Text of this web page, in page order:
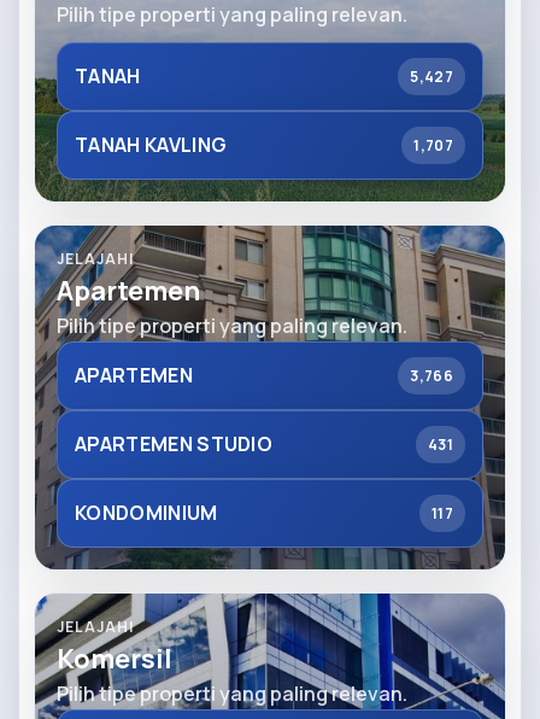
Pilih tipe properti yang paling relevan.
TANAH 5,427
TANAH KAVLING 1,707
JELAJAHI
Apartemen
Pilih tipe properti yang paling relevan.
APARTEMEN
3,766
APARTEMEN STUDIO 431
KONDOMINIUM 117
JELAJAHI
Komersil
Pilih tipe properti yang paling relevan.